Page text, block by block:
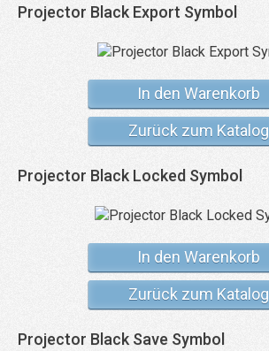
Projector Black Export Symbol
In den Warenkorb
Zurück zum Katalog
Projector Black Locked Symbol
In den Warenkorb
Zurück zum Katalog
Projector Black Save Symbol